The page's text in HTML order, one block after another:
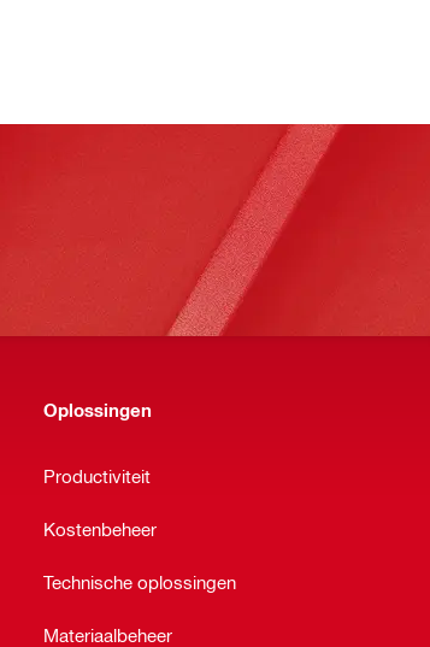
Oplossingen
Productiviteit
Kostenbeheer
Technische oplossingen
Materiaalbeheer